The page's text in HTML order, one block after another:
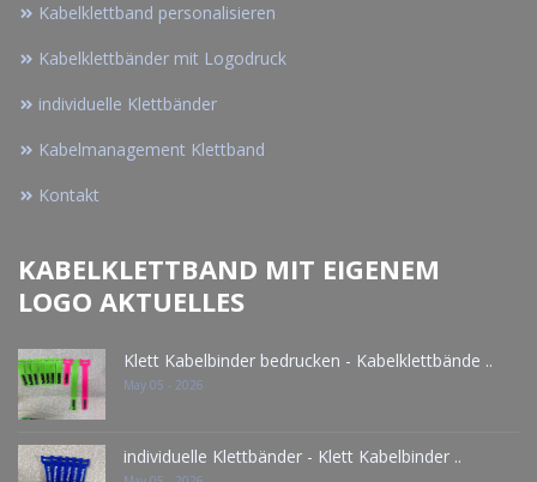
Kabelklettband personalisieren
Kabelklettbänder mit Logodruck
individuelle Klettbänder
Kabelmanagement Klettband
Kontakt
KABELKLETTBAND MIT EIGENEM
LOGO AKTUELLES
Klett Kabelbinder bedrucken - Kabelklettbände ..
May 05 - 2026
individuelle Klettbänder - Klett Kabelbinder ..